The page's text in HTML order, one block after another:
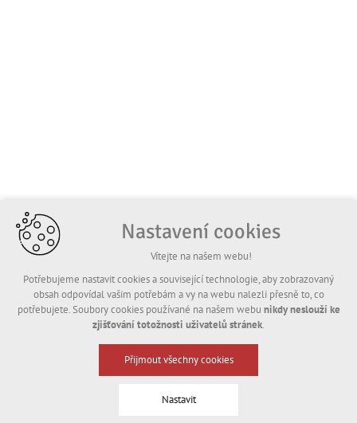
Nastavení cookies
Vítejte na našem webu!
Potřebujeme nastavit cookies a související technologie, aby zobrazovaný
obsah odpovídal vašim potřebám a vy na webu nalezli přesně to, co
potřebujete. Soubory cookies používané na našem webu nikdy neslouží ke
zjišťování totožnosti uživatelů stránek.
Přijmout všechny cookies
Nastavit